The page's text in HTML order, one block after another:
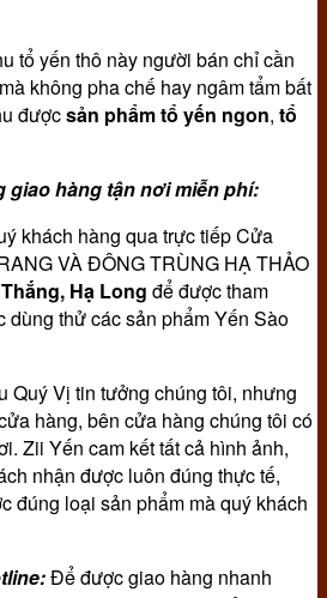
tổ yến thô này người bán chỉ cần
không pha chế hay ngâm tẩm bất
đượcsản phẩm tổ yến ngon, tổ
giao hàng tận nơi miễn phí:
khách hàng qua trực tiếp Cửa
VÀ ĐÔNG TRÙNG HẠ THẢO
Hạ Long để được tham
dùng thử các sản phẩm Yến Sào
Quý Vị tin tưởng chúng tôi, nhưng
hàng, bên cửa hàng chúng tôi có
Zii Yến cam kết tất cả hình ảnh,
nhận được luôn đúng thực tế,
đúng loại sản phẩm mà quý khách
Để được giao hàng nhanh